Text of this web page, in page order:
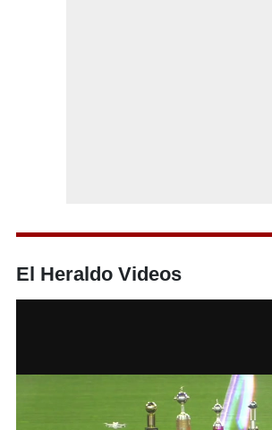
El Heraldo Videos